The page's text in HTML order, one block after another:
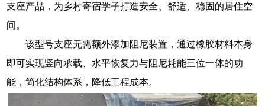
支座产品，为乡村寄宿学子打造安全、舒适、稳固的居住空
间。
该型号支座无需额外添加阻尼装置，通过橡胶材料本身
即可实现竖向承载、水平恢复力与阻尼耗能三位一体的功
能，简化结构体系，降低工程成本。